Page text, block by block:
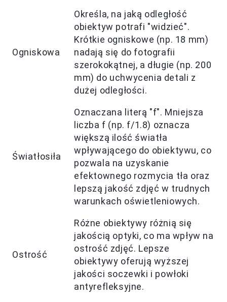
Ogniskowa
Określa, na jaką odległość
obiektyw potrafi "widzieć".
Krótkie ogniskowe (np. 18 mm)
nadają się do fotografii
szerokokątnej, a długie (np. 200
mm) do uchwycenia detali z
dużej odległości.
Światłosiła
Oznaczana literą "f". Mniejsza
liczba f (np. f/1.8) oznacza
większą ilość światła
wpływającego do obiektywu, co
pozwala na uzyskanie
efektownego rozmycia tła oraz
lepszą jakość zdjęć w trudnych
warunkach oświetleniowych.
Ostrość
Różne obiektywy różnią się
jakością optyki, co ma wpływ na
ostrość zdjęć. Lepsze
obiektywy oferują wyższej
jakości soczewki i powłoki
antyrefleksyjne.